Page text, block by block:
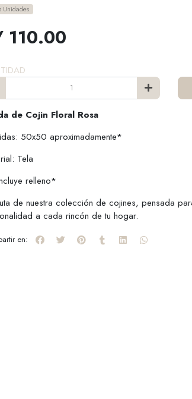
Unidades.
110.00
de Cojin Floral Rosa
50x50 aproximadamente*
Tela
relleno*
de nuestra colección de cojines, pensada
a cada rincón de tu hogar.
en: